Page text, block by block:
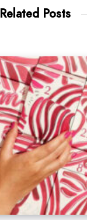
Related Posts